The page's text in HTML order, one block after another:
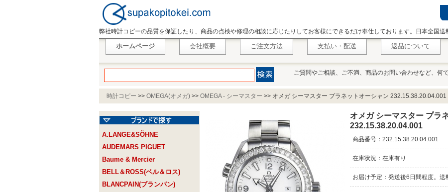
弊社時計コピーの品質を保証したり、商品の点検や修理の相談に応じたりしてお客様にできるだけ奉仕しております。日本全国送
ホームページ 会社概要 ご注文方法 支払い・配送 返品について
ご質問やご相談、ご不満、商品のお問い合わせなど、何
時計コピー >> OMEGA(オメガ) >> OMEGA - シーマスター >> オメガ シーマスター プラネットオーシャン 232.15.38.20.04.001
A.LANGE&SÖHNE
AUDEMARS PIGUET
Baume & Mercier
BELL＆ROSS(ベル＆ロス)
BLANCPAIN(ブランパン)
オメガ シーマスター プラ
232.15.38.20.04.001
商品番号：232.15.38.20.04.001
在庫状況：在庫有り
お届け予定：発送後6日間程度。送